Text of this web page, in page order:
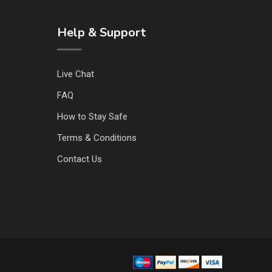
Help & Support
Live Chat
FAQ
How to Stay Safe
Terms & Conditions
Contact Us